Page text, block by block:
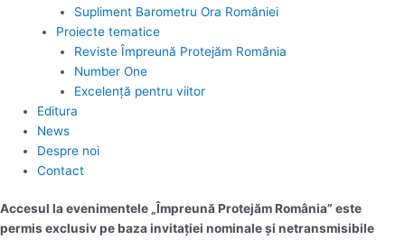
Supliment Barometru Ora României
Proiecte tematice
Reviste Împreună Protejăm România
Number One
Excelență pentru viitor
Editura
News
Despre noi
Contact
Accesul la evenimentele „Împreună Protejăm România” este
permis exclusiv pe baza invitației nominale și netransmisibile